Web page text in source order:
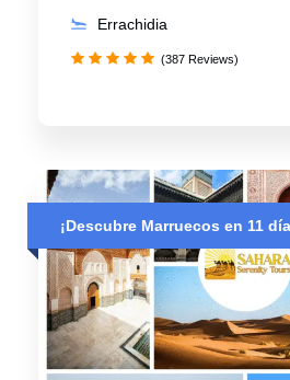
Errachidia
(387 Reviews)
¡Descubre Marruecos en 11